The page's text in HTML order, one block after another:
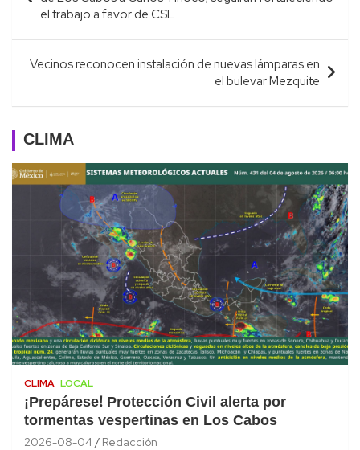
entradas
el trabajo a favor de CSL
Vecinos reconocen instalación de nuevas lámparas en
el bulevar Mezquite
CLIMA
CLIMA LOCAL
¡Prepárese! Protección Civil alerta por
tormentas vespertinas en Los Cabos
2026-08-04 Redacción